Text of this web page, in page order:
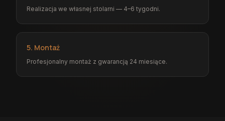
Realizacja we własnej stolarni — 4–6 tygodni.
5. Montaż
Profesjonalny montaż z gwarancją 24 miesiące.